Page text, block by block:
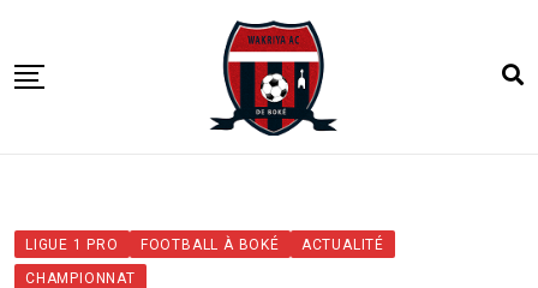
content
COMPETITIONS
LIGUE 1 PRO FOOTBALL À BOKÉ
ACTUALITÉ
CHAMPIONNAT